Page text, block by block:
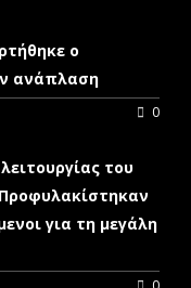
ο
ανάπλαση
0
του
για τη μεγάλη